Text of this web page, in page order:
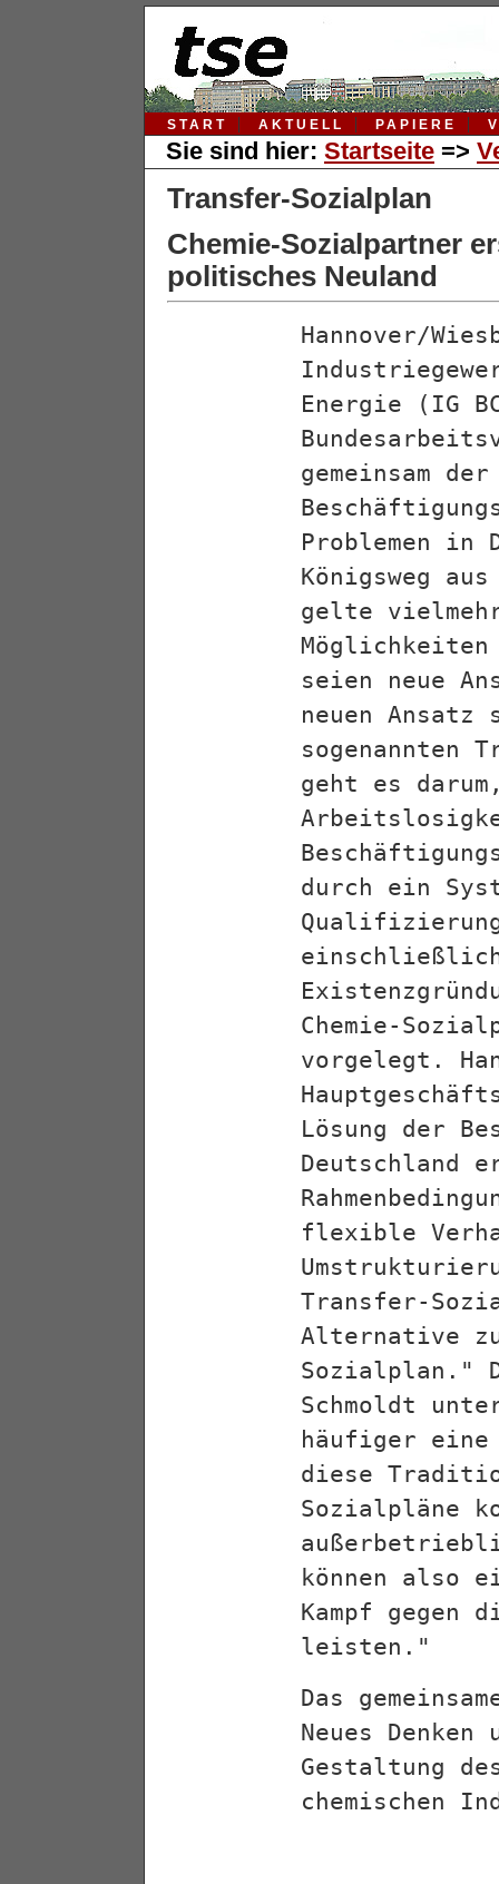
START AKTUELL PAPIERE
Sie sind hier: Startseite =>
Transfer-Sozialplan
Chemie-Sozialpartner
politisches Neuland
Hannover/
Energie (IG
gemeinsam
Problemen in
Königsweg
gelte
seien neue
neuen Ansatz
sogenannten
geht es
durch ein
Chemie-
vorgelegt.
Lösung der
flexible
Transfer-
Alternative
Sozialplan."
Schmoldt
häufiger eine
diese
Sozialpläne
können also
Kampf gegen
leisten."
Das
Neues Denken
Gestaltung
chemischen